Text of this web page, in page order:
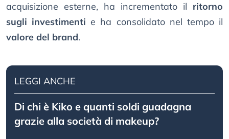
acquisizione esterne, ha incrementato il ritorno
sugli investimenti e ha consolidato nel tempo il
valore del brand.
LEGGI ANCHE
Di chi è Kiko e quanti soldi guadagna
grazie alla società di makeup?